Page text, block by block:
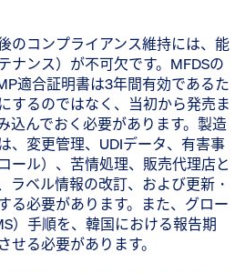
のコンプライアンス維持には、能
ナンス）が不可欠です。MFDSの
適合証明書は3年間有効であるた
するのではなく、当初から発売ま
込んでおく必要があります。製造
、変更管理、UDIデータ、有害事
ール）、苦情処理、販売代理店と
ラベル情報の改訂、および更新・
る必要があります。また、グロー
）手順を、韓国における報告期
る必要があります。